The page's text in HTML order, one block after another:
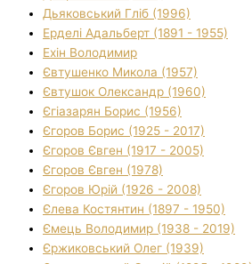
Дьяковський Гліб (1996)
Ерделі Адальберт (1891 - 1955)
Ехін Володимир
Євтушенко Микола (1957)
Євтушок Олександр (1960)
Єгіазарян Борис (1956)
Єгоров Борис (1925 - 2017)
Єгоров Євген (1917 - 2005)
Єгоров Євген (1978)
Єгоров Юрій (1926 - 2008)
Єлева Костянтин (1897 - 1950)
Ємець Володимир (1938 - 2019)
Єржиковський Олег (1939)